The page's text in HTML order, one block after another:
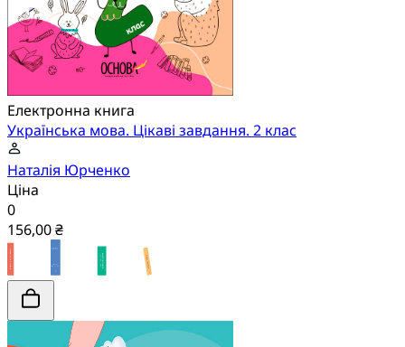
Електронна книга
Українська мова. Цікаві завдання. 2 клас
Наталія Юрченко
Ціна
0
156,00 ₴